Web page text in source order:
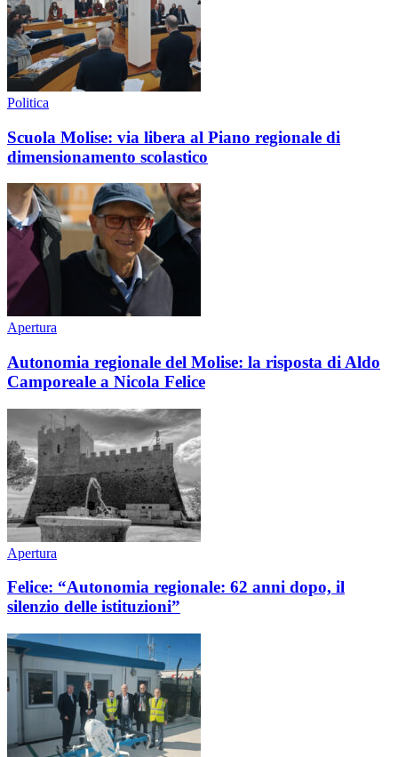
Politica
Scuola Molise: via libera al Piano regionale di
dimensionamento scolastico
Apertura
Autonomia regionale del Molise: la risposta di Aldo
Camporeale a Nicola Felice
Apertura
Felice: “Autonomia regionale: 62 anni dopo, il
silenzio delle istituzioni”